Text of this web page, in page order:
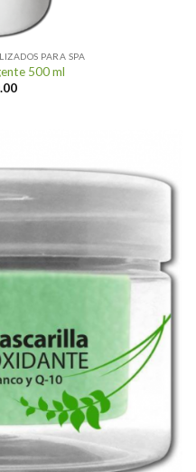
PARA SPA
500 ml